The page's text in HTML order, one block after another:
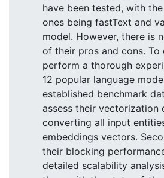
have been tested, with
ones being fastText and
model. However, there is
of their pros and cons.
perform a thorough
12 popular language
established benchmark
assess their vectorization
converting all input
embeddings vectors.
their blocking
detailed scalability